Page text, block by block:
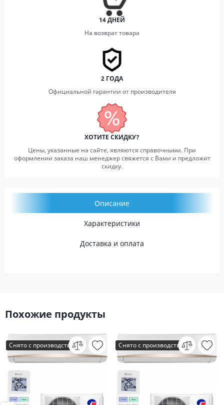
14 ДНЕЙ
На возврат товара
2 ГОДА
Официальной гарантии от производителя
ХОТИТЕ СКИДКУ?
Цены, указанные на сайте, являются справочными. При
оформлении заказа наш менеджер свяжется с Вами и предложит
скидку.
Описание
Характеристики
Доставка и оплата
Похожие продукты
Снято с производства Снято с производства